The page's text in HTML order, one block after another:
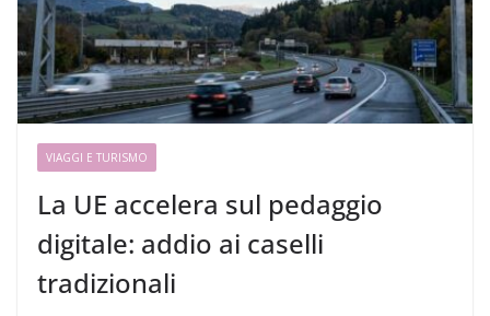
VIAGGI E TURISMO
La UE accelera sul pedaggio
digitale: addio ai caselli
tradizionali